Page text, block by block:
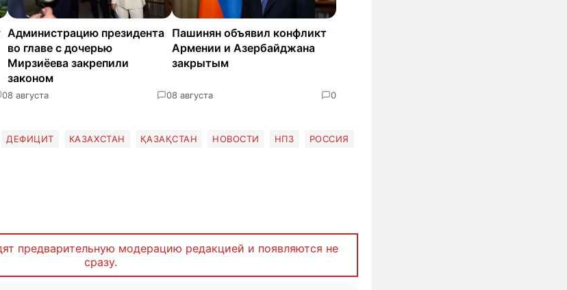
0
Администрацию президента
во главе с дочерью
Мирзиёева закрепили
законом
8 августа 0
Пашинян объявил конфликт
Армении и Азербайджана
закрытым
8 августа 0
ДЕФИЦИТ КАЗАХСТАН ҚАЗАҚСТАН НОВОСТИ НПЗ
РОССИЯ
предварительную модерацию редакцией и появляются не
сразу.